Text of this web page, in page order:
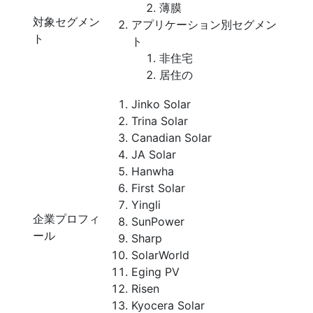
対象セグメン
ト
薄膜
アプリケーション別セグメン
ト
非住宅
居住の
企業プロフィ
ール
Jinko Solar
Trina Solar
Canadian Solar
JA Solar
Hanwha
First Solar
Yingli
SunPower
Sharp
SolarWorld
Eging PV
Risen
Kyocera Solar